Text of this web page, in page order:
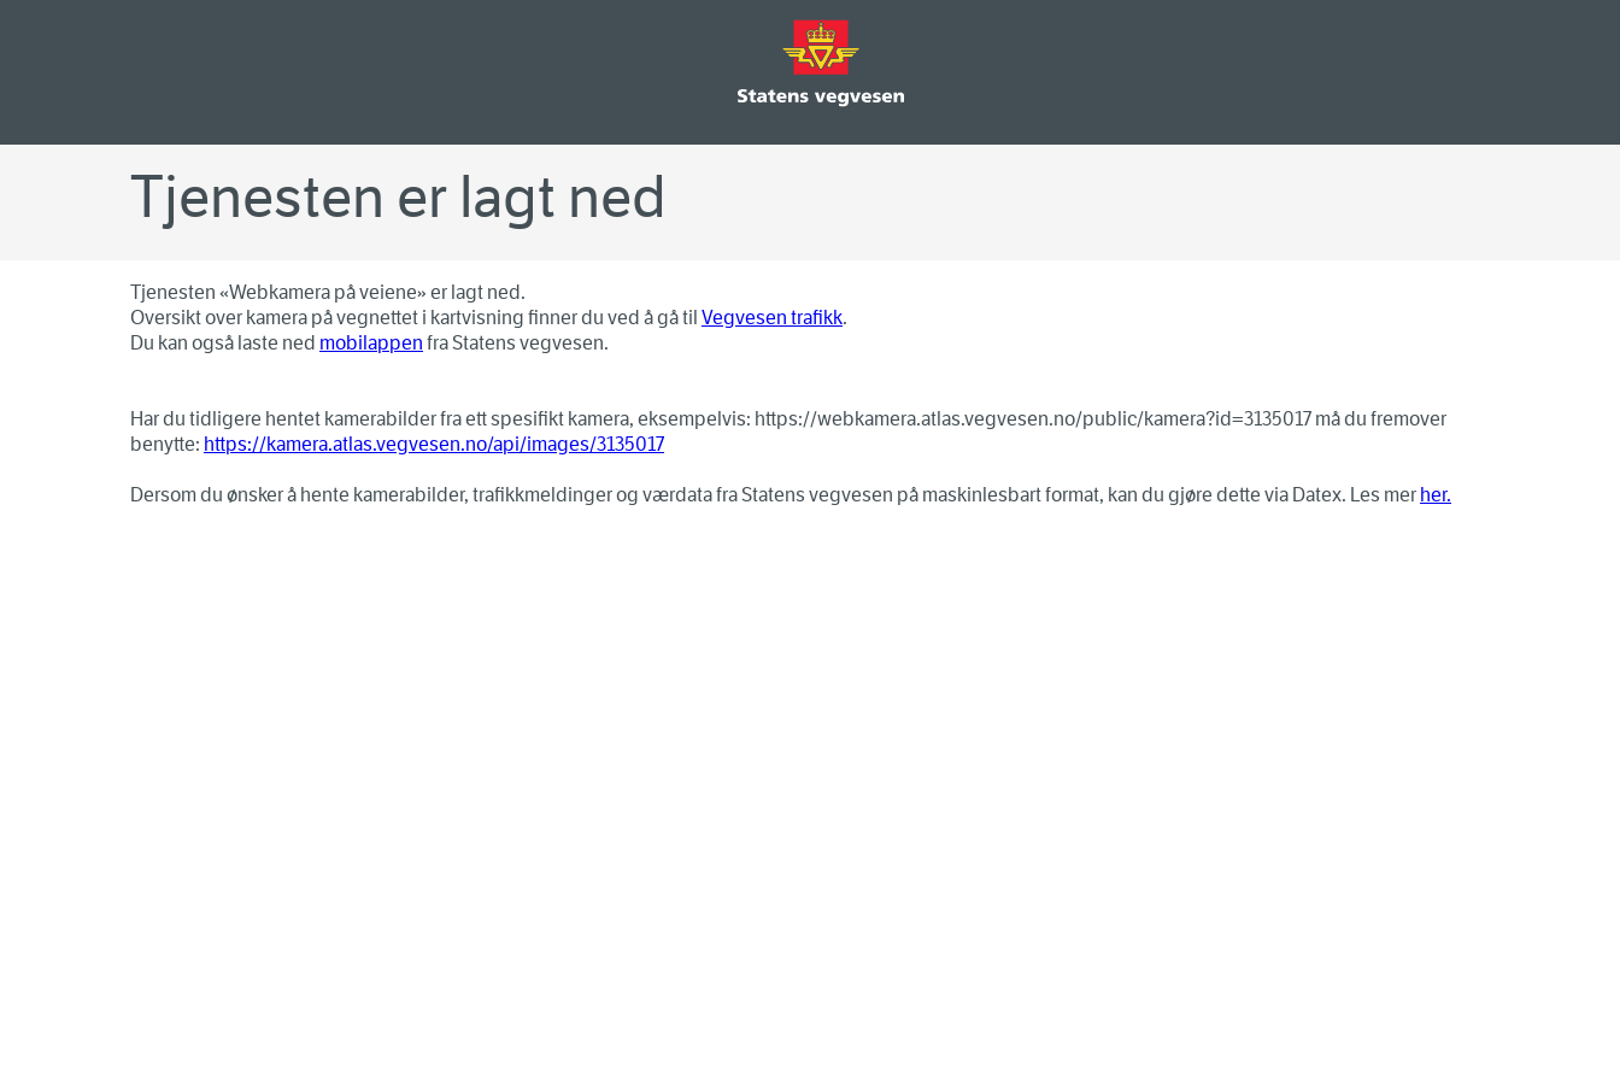
Tjenesten er lagt ned
Tjenesten «Webkamera på veiene» er lagt ned.
Oversikt over kamera på vegnettet i kartvisning finner du ved å gå til Vegvesen trafikk.
Du kan også laste ned mobilappen fra Statens vegvesen.
Har du tidligere hentet kamerabilder fra ett spesifikt kamera, eksempelvis: https://webkamera.atlas.vegvesen.no/public/kamera?id=3135017 må du fremover
benytte: https://kamera.atlas.vegvesen.no/api/images/3135017
Dersom du ønsker å hente kamerabilder, trafikkmeldinger og værdata fra Statens vegvesen på maskinlesbart format, kan du gjøre dette via Datex. Les mer her.